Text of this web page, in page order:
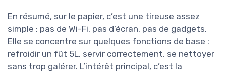
En résumé, sur le papier, c’est une tireuse assez
simple : pas de Wi-Fi, pas d’écran, pas de gadgets.
Elle se concentre sur quelques fonctions de base :
refroidir un fût 5L, servir correctement, se nettoyer
sans trop galérer. L’intérêt principal, c’est la